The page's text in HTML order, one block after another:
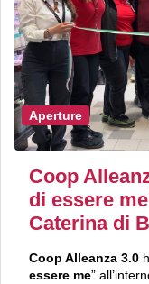
Aperture
Coop
di essere
Caterina di
Coop Alleanza 3.0
essere me”